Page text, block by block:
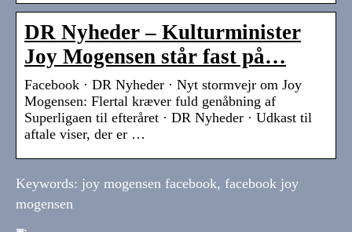
DR Nyheder – Kulturminister
Joy Mogensen står fast på…
Facebook · DR Nyheder · Nyt stormvejr om Joy
Mogensen: Flertal kræver fuld genåbning af
Superligaen til efteråret · DR Nyheder · Udkast til
aftale viser, der er …
Keywords: joy mogensen facebook, facebook joy
mogensen